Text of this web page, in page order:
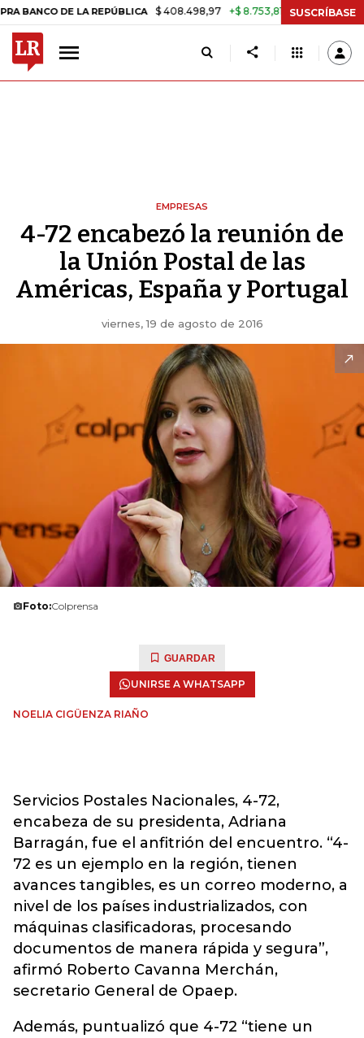
DE LA REPÚBLICA $ 408.498,97 +$ 8.753,81 +2,19% TASA DE
SUSCRÍBASE
EMPRESAS
4-72 encabezó la reunión de
la Unión Postal de las
Américas, España y Portugal
viernes, 19 de agosto de 2016
Foto:Colprensa
GUARDAR
UNIRSE A WHATSAPP
NOELIA CIGÜENZA RIAÑO
Servicios Postales Nacionales, 4-72,
encabeza de su presidenta, Adriana
Barragán, fue el anfitrión del encuentro. “4-
72 es un ejemplo en la región, tienen
avances tangibles, es un correo moderno, a
nivel de los países industrializados, con
máquinas clasificadoras, procesando
documentos de manera rápida y segura”,
afirmó Roberto Cavanna Merchán,
secretario General de Opaep.
Además, puntualizó que 4-72 “tiene un